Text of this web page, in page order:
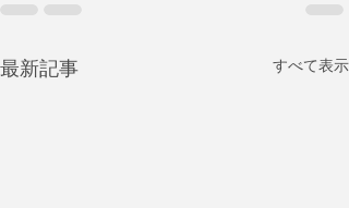
最新記事 すべて表示